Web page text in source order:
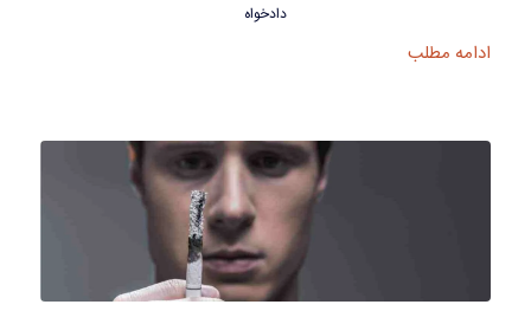
دادخواه
ادامه مطلب